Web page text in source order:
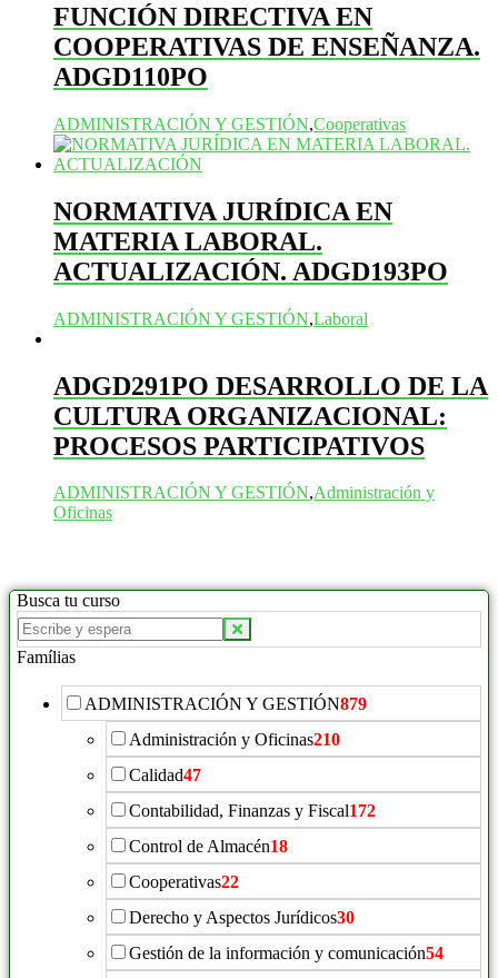
FUNCIÓN DIRECTIVA EN
COOPERATIVAS DE ENSEÑANZA.
ADGD110PO
ADMINISTRACIÓN Y GESTIÓN,Cooperativas
NORMATIVA JURÍDICA EN
MATERIA LABORAL.
ACTUALIZACIÓN. ADGD193PO
ADMINISTRACIÓN Y GESTIÓN,Laboral
ADGD291PO DESARROLLO DE LA
CULTURA ORGANIZACIONAL:
PROCESOS PARTICIPATIVOS
ADMINISTRACIÓN Y GESTIÓN,Administración y
Oficinas
Busca tu curso
Buscar
productos:
Famílias
ADMINISTRACIÓN Y GESTIÓN879
Administración y Oficinas210
Calidad47
Contabilidad, Finanzas y Fiscal172
Control de Almacén18
Cooperativas22
Derecho y Aspectos Jurídicos30
Gestión de la información y comunicación54